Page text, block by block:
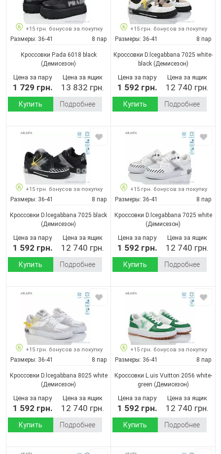
+15 грн. бонусов за покупку
Размеры: 36-41 8 пар
Кроссовки P.ada 6018 black
(Демисезон)
Цена за пару
1 729 грн.
Цена за ящик
13 832 грн.
Купить Подробнее
+15 грн. бонусов за покупку
Размеры: 36-41 8 пар
Кроссовки D.lcegabbana 7025 white-
black(Демисезон)
Цена за пару
1 592 грн.
Цена за ящик
12 740 грн.
Купить Подробнее
+15 грн. бонусов за покупку
Размеры: 36-41 8 пар
Кроссовки D.lcegabbana 7025 black
(Демисезон)
Цена за пару
1 592 грн.
Цена за ящик
12 740 грн.
Купить Подробнее
+15 грн. бонусов за покупку
Размеры: 36-41 8 пар
Кроссовки D.lcegabbana 7025 white
(Демисезон)
Цена за пару
1 592 грн.
Цена за ящик
12 740 грн.
Купить Подробнее
+15 грн. бонусов за покупку
Размеры: 36-41 8 пар
Кроссовки D.lcegabbana 8025 white
(Демисезон)
Цена за пару
1 592 грн.
Цена за ящик
12 740 грн.
Купить Подробнее
+15 грн. бонусов за покупку
Размеры: 36-41 8 пар
Кроссовки L.uis Vuitton 2056 white-
green (Демисезон)
Цена за пару
1 592 грн.
Цена за ящик
12 740 грн.
Купить Подробнее